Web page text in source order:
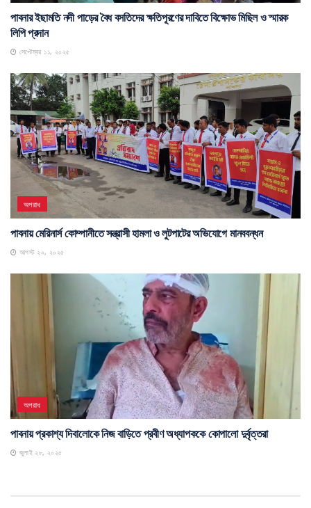
পাবনার ইছামতি নদী পাড়ের বৈধ বসতিদের ক্ষতিপূরণের দাবিতে বিক্ষোভ মিছিল ও স্মারক
লিপি প্রদান
সেপ্টেম্বর ১১, ২০২৫
অপরাধ
পাবনায় মেরিনার্স কোম্পানীতে সন্ত্রাসী হামলা ও লুটপাটের অভিযোগে মানববন্ধন
আগস্ট ২০, ২০২৫
অপরাধ
পাবনায় প্রকাশ্য দিবালোকে নিজ বাড়িতে প্রবীণ অধ্যাপককে কোপালো দুর্বৃত্তরা
জুলাই ২৮, ২০২৫